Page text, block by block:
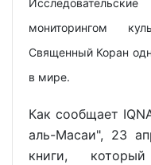
мониторингом
Священный Коран
в мире.
Как сообщает
аль-Масаи", 23
книги,